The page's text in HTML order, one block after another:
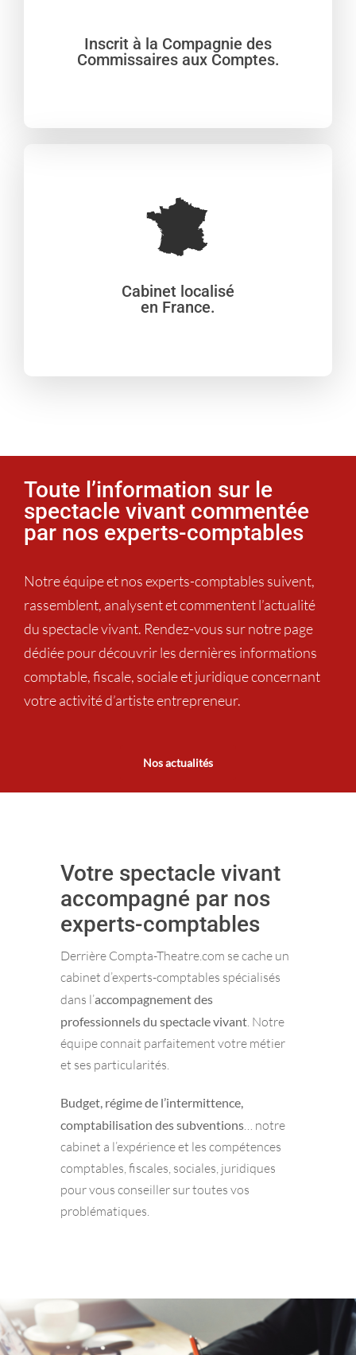
Inscrit à la Compagnie des
Commissaires aux Comptes.
Cabinet localisé
en France.
Toute l’information sur le
spectacle vivant commentée
par nos experts-comptables
Notre équipe et nos experts-comptables suivent,
rassemblent, analysent et commentent l’actualité
du spectacle vivant. Rendez-vous sur notre page
dédiée pour découvrir les dernières informations
comptable, fiscale, sociale et juridique concernant
votre activité d’artiste entrepreneur.
Nos actualités
Votre spectacle vivant
accompagné par nos
experts-comptables
Derrière Compta-Theatre.com se cache un
cabinet d’experts-comptables spécialisés
dans l’accompagnement des
professionnels du spectacle vivant. Notre
équipe connait parfaitement votre métier
et ses particularités.
Budget, régime de l’intermittence,
comptabilisation des subventions… notre
cabinet a l’expérience et les compétences
comptables, fiscales, sociales, juridiques
pour vous conseiller sur toutes vos
problématiques.